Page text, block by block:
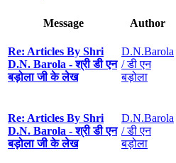
Message Author
Re: Articles By Shri
D.N. Barola - श्री डी एन
बड़ोला जी के लेख
D.N.Barola
/ डी एन
बड़ोला
Re: Articles By Shri
D.N. Barola - श्री डी एन
बड़ोला जी के लेख
D.N.Barola
/ डी एन
बड़ोला